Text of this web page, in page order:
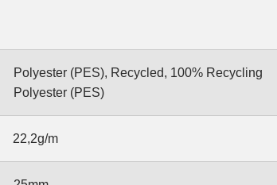
Polyester (PES), Recycled, 100% Recycling
Polyester (PES)
22,2g/m